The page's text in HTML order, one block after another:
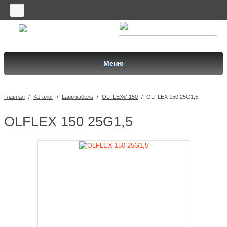
Меню
Главная / Каталог / Lapp кабель / OLFLEX® 150 / OLFLEX 150 25G1,5
OLFLEX 150 25G1,5